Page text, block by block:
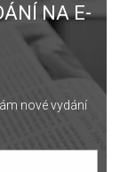
NA E-
nové vydání